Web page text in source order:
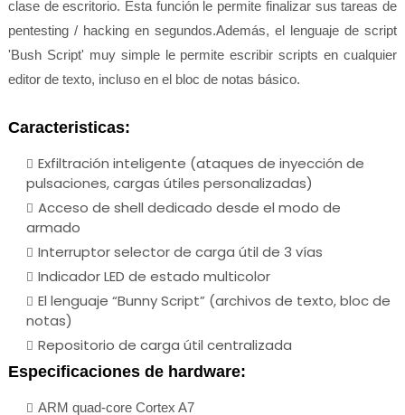
clase de escritorio. Esta función le permite finalizar sus tareas de
pentesting / hacking en segundos.Además, el lenguaje de script
'Bush Script' muy simple le permite escribir scripts en cualquier
editor de texto, incluso en el bloc de notas básico.
Caracteristicas:
Exfiltración inteligente (ataques de inyección de
pulsaciones, cargas útiles personalizadas)
Acceso de shell dedicado desde el modo de
armado
Interruptor selector de carga útil de 3 vías
Indicador LED de estado multicolor
El lenguaje “Bunny Script” (archivos de texto, bloc de
notas)
Repositorio de carga útil centralizada
Especificaciones de hardware:
ARM quad-core Cortex A7